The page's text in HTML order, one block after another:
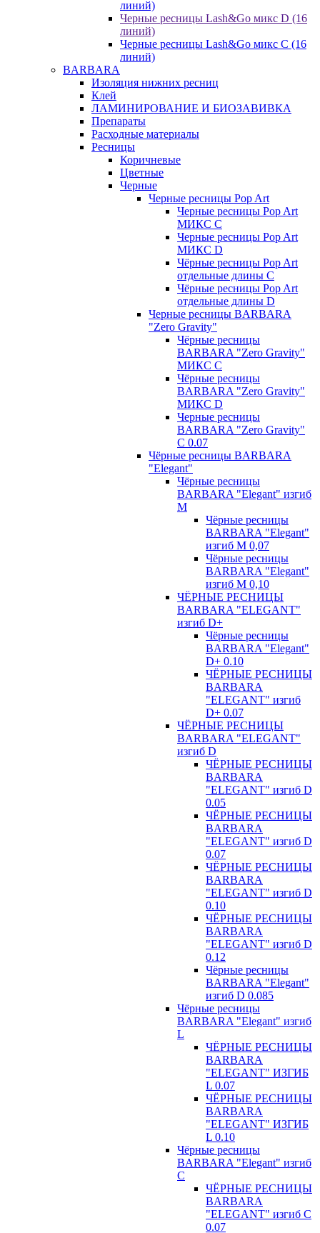
линий)
Черные ресницы Lash&Go микс D (16
линий)
Черные ресницы Lash&Go микс C (16
линий)
BARBARA
Изоляция нижних ресниц
Клей
ЛАМИНИРОВАНИЕ И БИОЗАВИВКА
Препараты
Расходные материалы
Ресницы
Коричневые
Цветные
Черные
Черные ресницы Pop Art
Черные ресницы Pop Art
МИКС C
Черные ресницы Pop Art
МИКС D
Чёрные ресницы Pop Art
отдельные длины С
Чёрные ресницы Pop Art
отдельные длины D
Черные ресницы BARBARA
"Zero Gravity"
Чёрные ресницы
BARBARA "Zero Gravity"
МИКС C
Чёрные ресницы
BARBARA "Zero Gravity"
МИКС D
Черные ресницы
BARBARA "Zero Gravity"
С 0.07
Чёрные ресницы BARBARA
"Elegant"
Чёрные ресницы
BARBARA "Elegant" изгиб
М
Чёрные ресницы
BARBARA "Elegant"
изгиб М 0,07
Чёрные ресницы
BARBARA "Elegant"
изгиб М 0,10
ЧЁРНЫЕ РЕСНИЦЫ
BARBARA "ELEGANT"
изгиб D+
Чёрные ресницы
BARBARA "Elegant"
D+ 0.10
ЧЁРНЫЕ РЕСНИЦЫ
BARBARA
"ELEGANT" изгиб
D+ 0.07
ЧЁРНЫЕ РЕСНИЦЫ
BARBARA "ELEGANT"
изгиб D
ЧЁРНЫЕ РЕСНИЦЫ
BARBARA
"ELEGANT" изгиб D
0.05
ЧЁРНЫЕ РЕСНИЦЫ
BARBARA
"ELEGANT" изгиб D
0.07
ЧЁРНЫЕ РЕСНИЦЫ
BARBARA
"ELEGANT" изгиб D
0.10
ЧЁРНЫЕ РЕСНИЦЫ
BARBARA
"ELEGANT" изгиб D
0.12
Чёрные ресницы
BARBARA "Elegant"
изгиб D 0.085
Чёрные ресницы
BARBARA "Elegant" изгиб
L
ЧЁРНЫЕ РЕСНИЦЫ
BARBARA
"ELEGANT" ИЗГИБ
L 0.07
ЧЁРНЫЕ РЕСНИЦЫ
BARBARA
"ELEGANT" ИЗГИБ
L 0.10
Чёрные ресницы
BARBARA "Elegant" изгиб
С
ЧЁРНЫЕ РЕСНИЦЫ
BARBARA
"ELEGANT" изгиб С
0.07